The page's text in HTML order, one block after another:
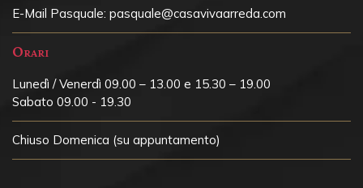
E-Mail Pasquale: pasquale@casavivaarreda.com
Orari
Lunedì / Venerdì 09.00 – 13.00 e 15.30 – 19.00
Sabato 09.00 - 19.30
Chiuso Domenica (su appuntamento)